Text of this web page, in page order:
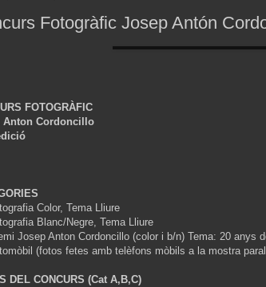
Fotogràfic Josep Antón
FOTOGRÀFIC
Anton Cordoncillo
Color, Tema Lliure
Blanc/Negre, Tema Lliure
Josep Anton Cordoncillo (color i b/n) Tema: 20 anys
(fotos fetes amb telèfons mòbils a la mostra
DEL CONCURS (Cat A,B,C)